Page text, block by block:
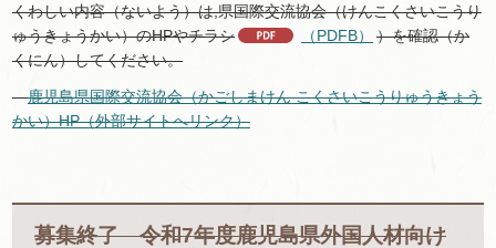
くわしい内容（ないよう）は,県国際交流協会（けんこくさいこうり
ゅうきょうかい）のHPやチラシ
（PDFB）
）を確認（か
くにん）してください。
鹿児島県国際交流協会（かごしまけん こくさいこうりゅうきょう
かい）HP（外部サイトへリンク）
募集終了 令和7年度鹿児島県外国人材向け